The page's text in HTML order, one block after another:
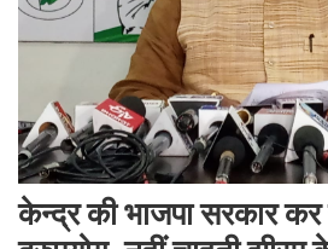
केन्द्र की भाजपा सरकार